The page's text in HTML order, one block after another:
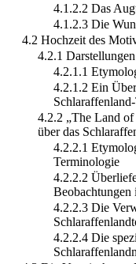
4.1.2.2 Das
4.1.2.3 Die
4.2 Hochzeit des
4.2.1
4.2.1.1
4.2.1.2 Ein
4.2.2 „The Land
über das
4.2.2.1
Terminologie
4.2.2.2
4.2.2.3 Die
4.2.2.4 Die